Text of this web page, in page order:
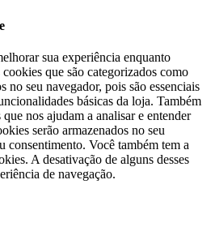
sua experiência enquanto
que são categorizados como
no seu navegador, pois são essenciais
básicas da loja. Também
nos ajudam a analisar e entender
serão armazenados no seu
consentimento. Você também tem a
A desativação de alguns desses
de navegação.